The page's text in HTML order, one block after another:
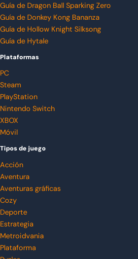
Guía de Dragon Ball Sparking Zero
Guía de Donkey Kong Bananza
Guía de Hollow Knight Silksong
Guía de Hytale
Plataformas
PC
Steam
PlayStation
Nintendo Switch
XBOX
Móvil
Tipos de juego
Acción
Aventura
Aventuras gráficas
Cozy
Deporte
Estrategia
Metroidvania
Plataforma